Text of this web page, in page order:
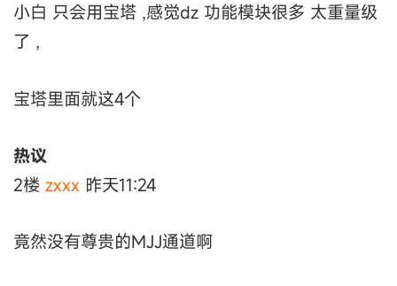
小白 只会用宝塔 ,感觉dz 功能模块很多 太重量级
了 ,
宝塔里面就这4个
热议
2楼 zxxx 昨天11:24
竟然没有尊贵的MJJ通道啊